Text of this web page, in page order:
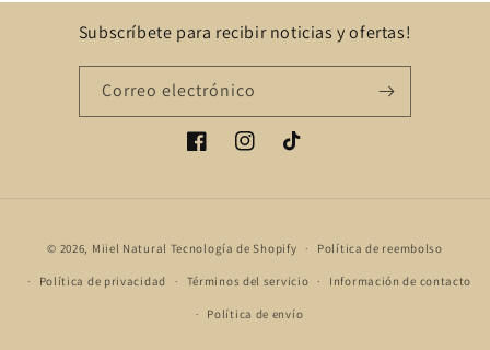
Subscríbete para recibir noticias y ofertas!
Correo electrónico
FacebookInstagramTikTok
de
pago
© 2026, Miiel Natural Tecnología de Shopify Política de reembolso
Política de privacidad Términos del servicio Información de contacto
Política de envío